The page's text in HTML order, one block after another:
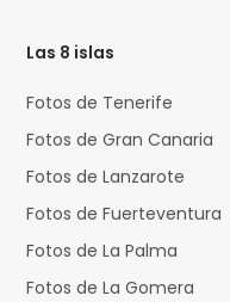
Las 8 islas
Fotos de Tenerife
Fotos de Gran Canaria
Fotos de Lanzarote
Fotos de Fuerteventura
Fotos de La Palma
Fotos de La Gomera